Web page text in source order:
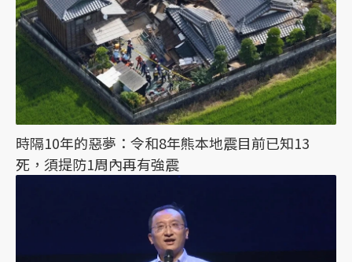
時隔10年的惡夢：令和8年熊本地震目前已知13
死，須提防1周內再有強震